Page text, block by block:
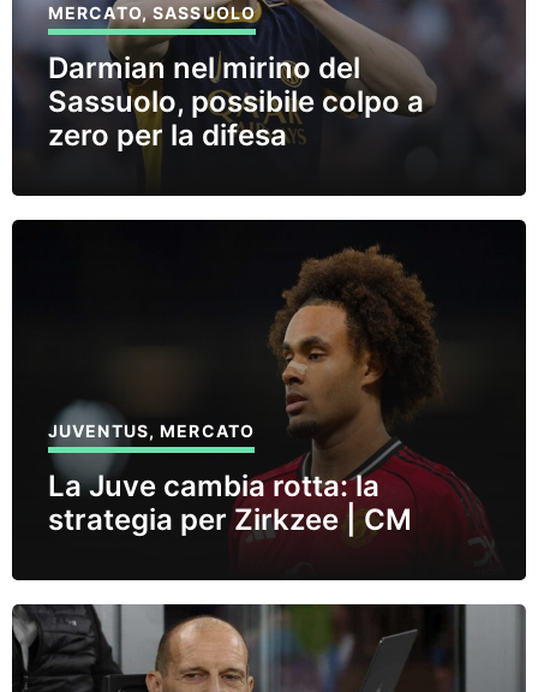
MERCATO,SASSUOLO
Darmian nel mirino del
Sassuolo, possibile colpo a
zero per la difesa
JUVENTUS,MERCATO
La Juve cambia rotta: la
strategia per Zirkzee | CM